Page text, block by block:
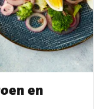
en